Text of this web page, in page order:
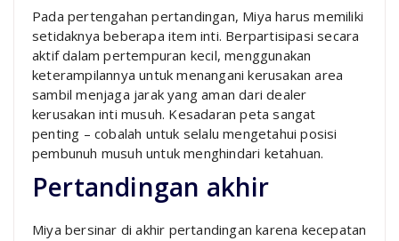
Pada pertengahan pertandingan, Miya harus memiliki
setidaknya beberapa item inti. Berpartisipasi secara
aktif dalam pertempuran kecil, menggunakan
keterampilannya untuk menangani kerusakan area
sambil menjaga jarak yang aman dari dealer
kerusakan inti musuh. Kesadaran peta sangat
penting – cobalah untuk selalu mengetahui posisi
pembunuh musuh untuk menghindari ketahuan.
Pertandingan akhir
Miya bersinar di akhir pertandingan karena kecepatan